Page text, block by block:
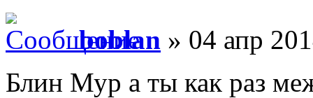
boblan » 04 апр
Блин Мур а ты как раз